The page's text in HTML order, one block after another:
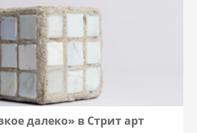
далеко» в Стрит арт